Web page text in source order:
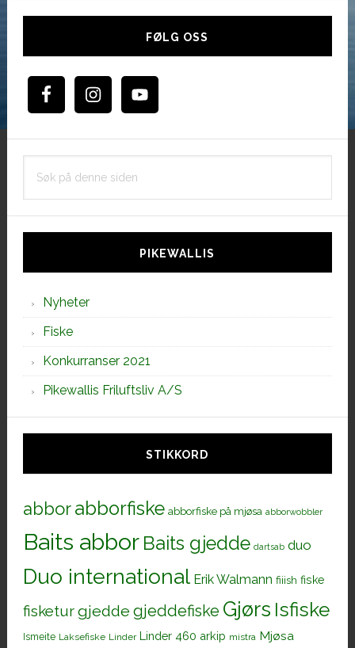
Hoved
FØLG OSS
PIKEWALLIS
Nyheter
Fiske
Konkurranser 2021
Pikewallis Friluftsliv A/S
STIKKORD
abborabborfiske abborfiske på mjøsa abborwobbler
Baits abbor Baits gjedde dartsab duo
Duo international Erik Walmann fiiish fiske
fisketurgjedde gjeddefiske Gjørs Isfiske
Ismeite Laksefiske Linder Linder 460 arkip mistra Mjøsa